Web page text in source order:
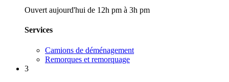
Ouvert aujourd'hui de 12h pm à 3h pm
Services
Camions de déménagement
Remorques et remorquage
3